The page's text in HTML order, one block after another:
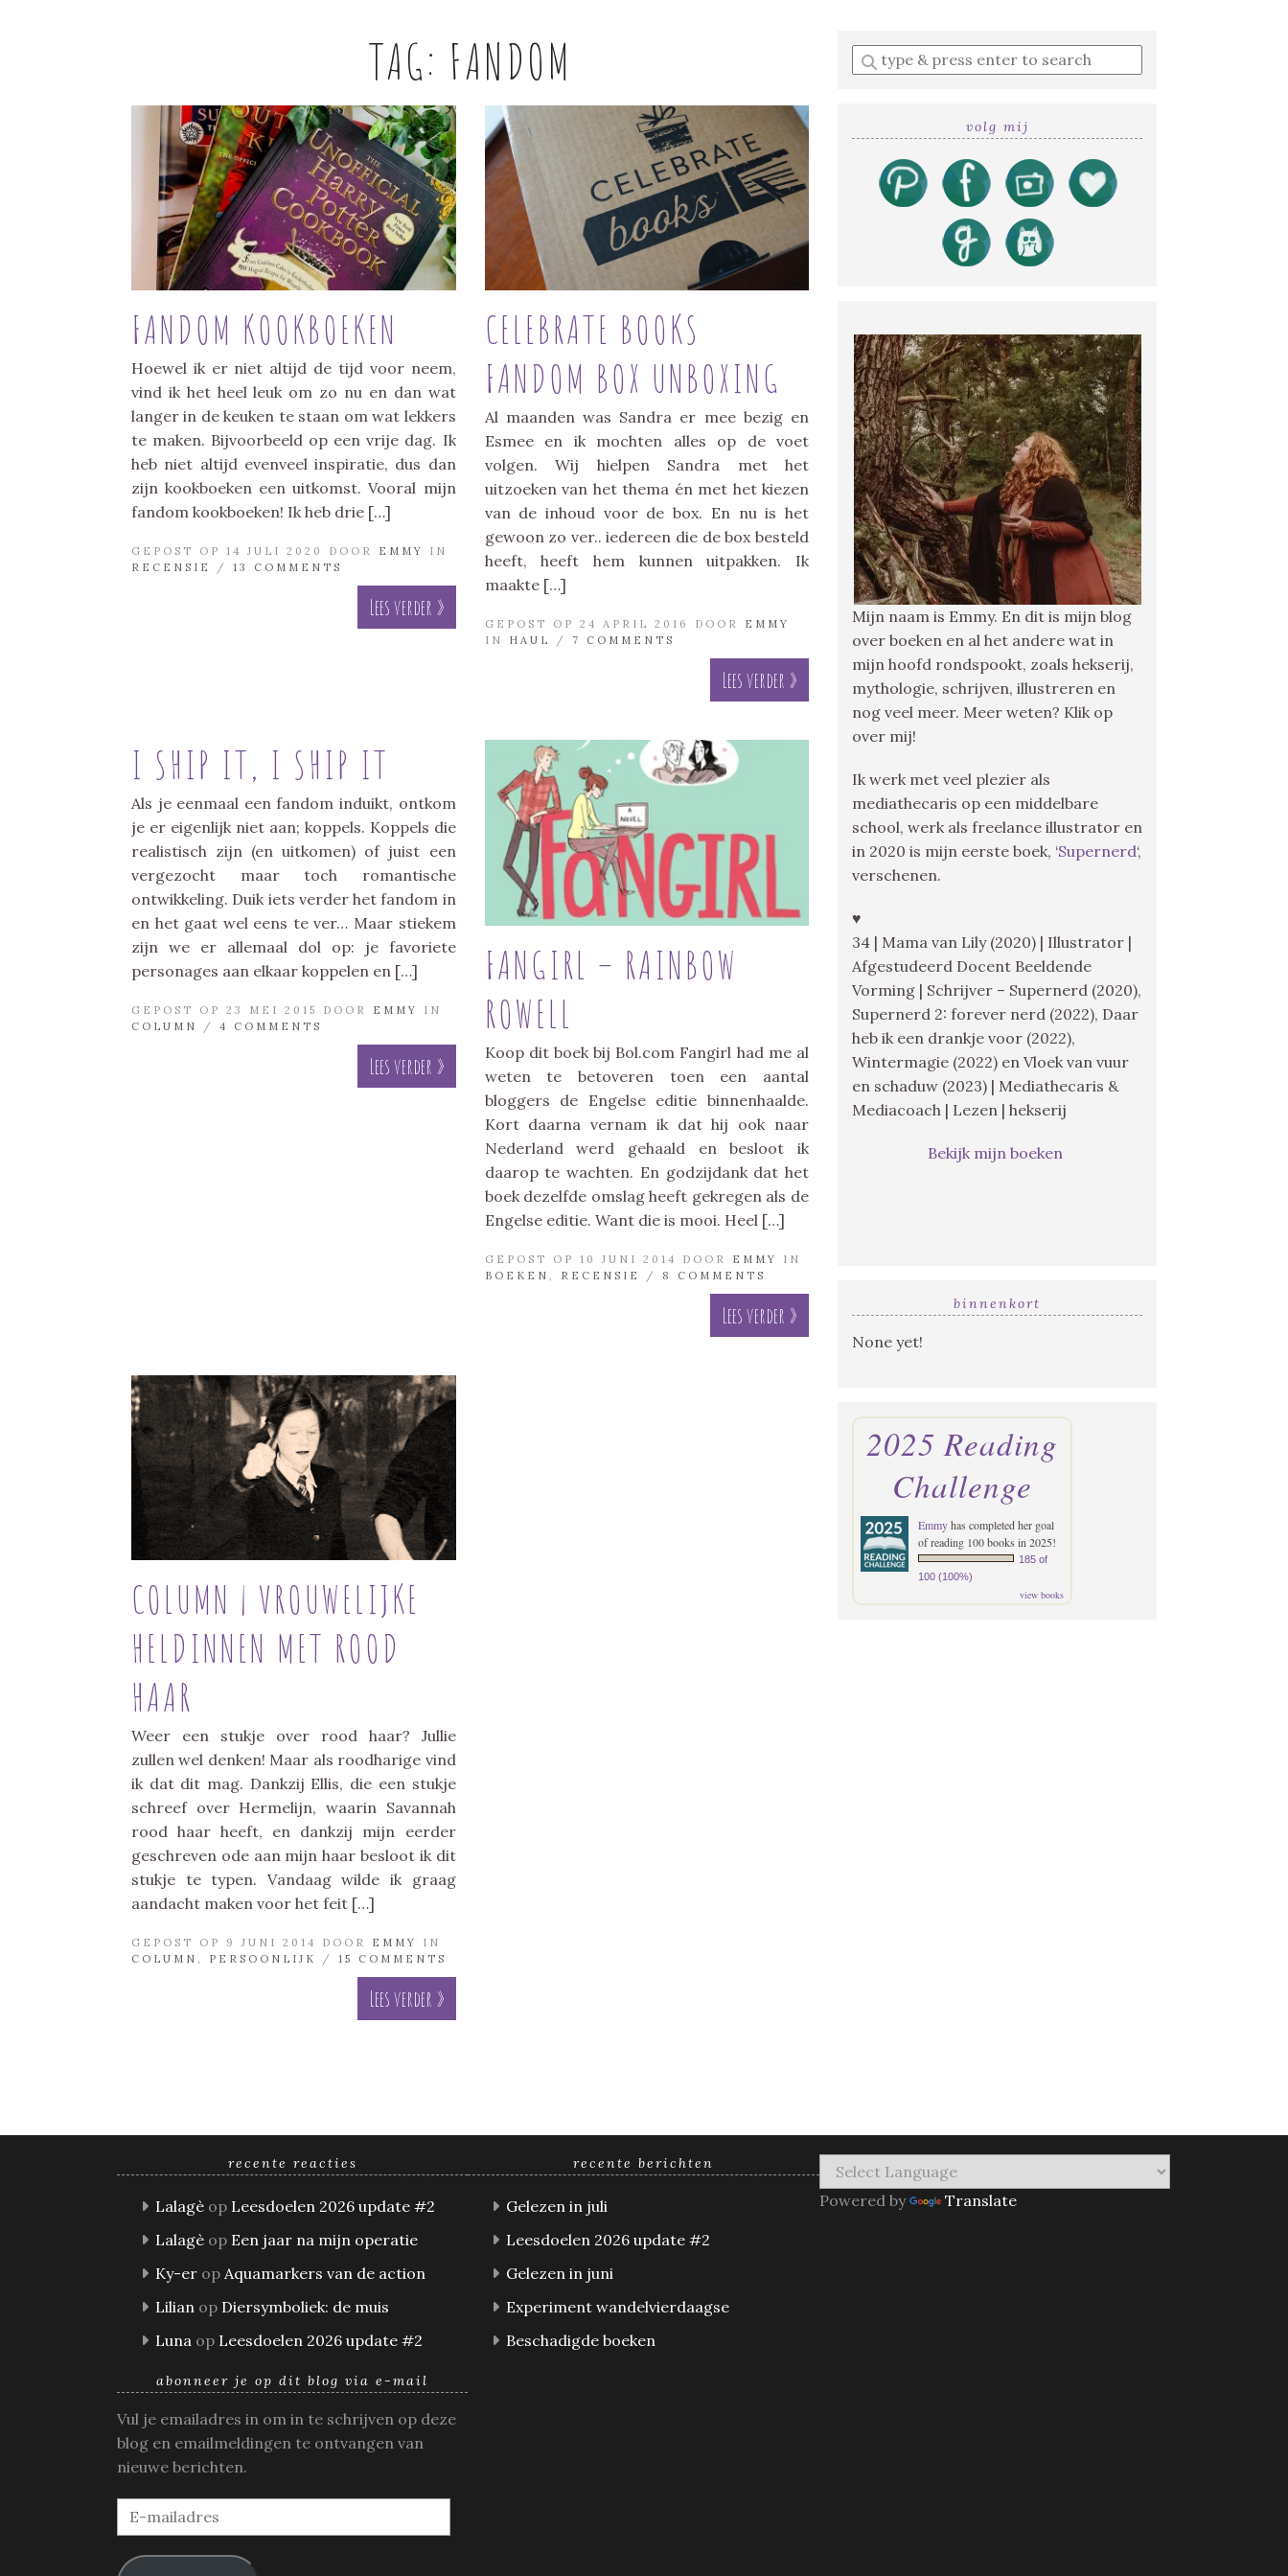
TAG: FANDOM
FANDOM KOOKBOEKEN
Hoewel ik er niet altijd de tijd voor neem,
vind ik het heel leuk om zo nu en dan wat
langer in de keuken te staan om wat lekkers
te maken. Bijvoorbeeld op een vrije dag. Ik
heb niet altijd evenveel inspiratie, dus dan
zijn kookboeken een uitkomst. Vooral mijn
fandom kookboeken! Ik heb drie […]
GEPOST OP 14 JULI 2020 DOOR EMMY
IN
RECENSIE
/ 13 COMMENTS
Lees verder »
CELEBRATE BOOKS
FANDOM BOX UNBOXING
Al maanden was Sandra er mee bezig en
Esmee en ik mochten alles op de voet
volgen. Wij hielpen Sandra met het
uitzoeken van het thema én met het kiezen
van de inhoud voor de box. En nu is het
gewoon zo ver.. iedereen die de box besteld
heeft, heeft hem kunnen uitpakken. Ik
maakte […]
GEPOST OP 24 APRIL 2016 DOOR
EMMY
IN
HAUL / 7 COMMENTS
Lees verder »
I SHIP IT, I SHIP IT
Als je eenmaal een fandom induikt, ontkom
je er eigenlijk niet aan; koppels. Koppels die
realistisch zijn (en uitkomen) of juist een
vergezocht maar toch romantische
ontwikkeling. Duik iets verder het fandom in
en het gaat wel eens te ver… Maar stiekem
zijn we er allemaal dol op: je favoriete
personages aan elkaar koppelen en […]
GEPOST OP 23 MEI 2015 DOOR EMMY
IN
COLUMN
/ 4 COMMENTS
Lees verder »
FANGIRL – RAINBOW
ROWELL
Koop dit boek bij Bol.com Fangirl had me al
weten te betoveren toen een aantal
bloggers de Engelse editie binnenhaalde.
Kort daarna vernam ik dat hij ook naar
Nederland werd gehaald en besloot ik
daarop te wachten. En godzijdank dat het
boek dezelfde omslag heeft gekregen als de
Engelse editie. Want die is mooi. Heel […]
GEPOST OP 10 JUNI 2014 DOOR EMMY
IN
BOEKEN , RECENSIE / 8 COMMENTS
Lees verder »
COLUMN | VROUWELIJKE
HELDINNEN MET ROOD
HAAR
Weer een stukje over rood haar? Jullie
zullen wel denken! Maar als roodharige vind
ik dat dit mag. Dankzij Ellis, die een stukje
schreef over Hermelijn, waarin Savannah
rood haar heeft, en dankzij mijn eerder
geschreven ode aan mijn haar besloot ik dit
stukje te typen. Vandaag wilde ik graag
aandacht maken voor het feit […]
GEPOST OP 9 JUNI 2014 DOOR EMMY
IN
COLUMN , PERSOONLIJK / 15 COMMENTS
Lees verder »
Enter
a
volg mij
Mijn naam is Emmy. En dit is mijn blog
over boeken en al het andere wat in
mijn hoofd rondspookt, zoals hekserij,
mythologie, schrijven, illustreren en
nog veel meer. Meer weten? Klik op
over mij!
Ik werk met veel plezier als
mediathecaris op een middelbare
school, werk als freelance illustrator en
in 2020 is mijn eerste boek, ‘Supernerd‘,
verschenen.
♥
34 | Mama van Lily (2020) | Illustrator |
Afgestudeerd Docent Beeldende
Vorming | Schrijver – Supernerd (2020),
Supernerd 2: forever nerd (2022), Daar
heb ik een drankje voor (2022),
Wintermagie (2022) en Vloek van vuur
en schaduw (2023) | Mediathecaris &
Mediacoach | Lezen | hekserij
Bekijk mijn boeken
binnenkort
None yet!
2025 Reading
Challenge
Emmyhas completed her goal
of reading 100 books in 2025!
185 of
100 (100%)
view books
recente reacties
Lalagè op Leesdoelen 2026 update #2
Lalagè op Een jaar na mijn operatie
Ky-er op Aquamarkers van de action
Lilian op Diersymboliek: de muis
Luna op Leesdoelen 2026 update #2
recente berichten
Gelezen in juli
Leesdoelen 2026 update #2
Gelezen in juni
Experiment wandelvierdaagse
Beschadigde boeken
Powered by Translate
abonneer je op dit blog via e-mail
Vul je emailadres in om in te schrijven op deze
blog en emailmeldingen te ontvangen van
nieuwe berichten.
E-
mailadres